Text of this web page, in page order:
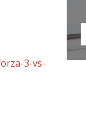
3-vs-